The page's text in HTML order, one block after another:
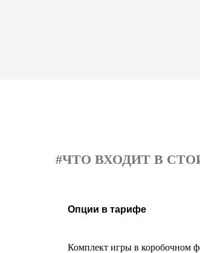
#ЧТО ВХОДИТ В
Опции в тарифе
Комплект игры в коробочном